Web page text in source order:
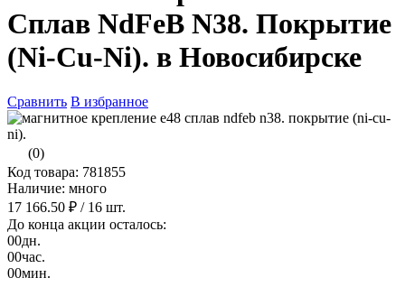
Сплав NdFeB N38. Покрытие
(Ni-Cu-Ni). в Новосибирске
Сравнить В избранное
(0)
Код товара: 781855
Наличие: много
17 166.50 ₽ / 16 шт.
До конца акции осталось:
00дн.
00час.
00мин.